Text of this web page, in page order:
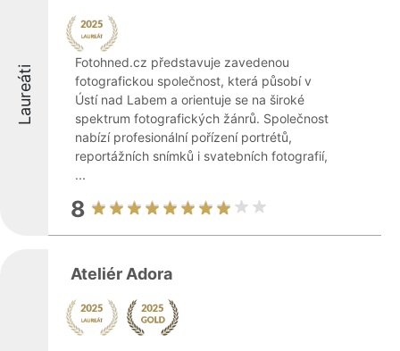
Laureáti
Fotohned.cz představuje zavedenou
fotografickou společnost, která působí v
Ústí nad Labem a orientuje se na široké
spektrum fotografických žánrů. Společnost
nabízí profesionální pořízení portrétů,
reportážních snímků i svatebních fotografií,
...
8
Ateliér Adora